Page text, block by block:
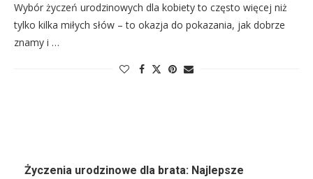
Wybór życzeń urodzinowych dla kobiety to często więcej niż
tylko kilka miłych słów – to okazja do pokazania, jak dobrze
znamy i …
Życzenia urodzinowe dla brata: Najlepsze